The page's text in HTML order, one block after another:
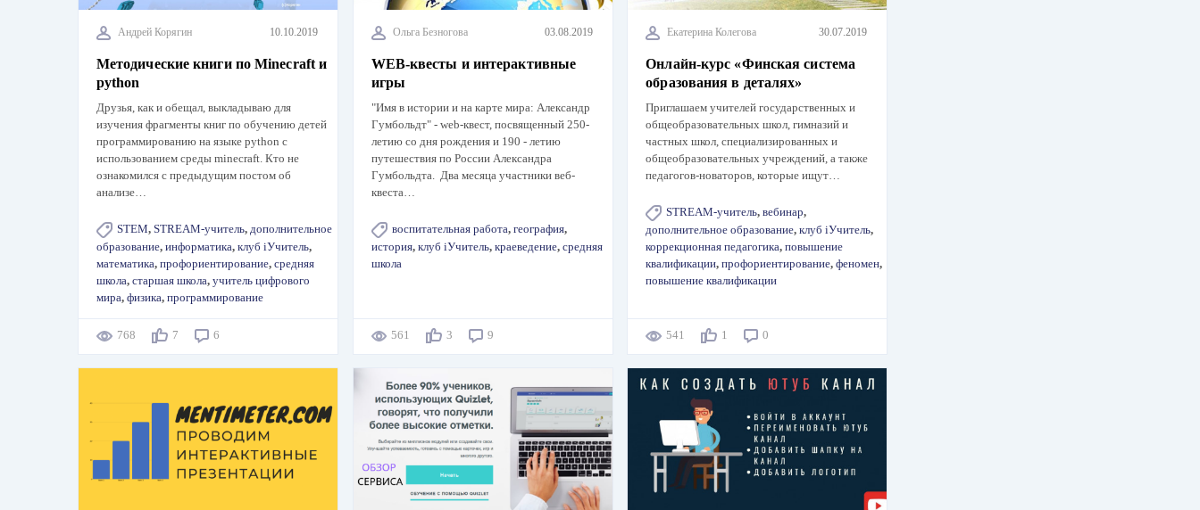
Андрей Корягин 10.10.2019
Методические книги по Minecraft и
python
Друзья, как и обещал, выкладываю для
изучения фрагменты книг по обучению детей
программированию на языке python с
использованием среды minecraft. Кто не
ознакомился с предыдущим постом об
анализе…
STEM, STREAM-учитель, дополнительное
образование, информатика, клуб iУчитель,
математика, профориентирование, средняя
школа, старшая школа, учитель цифрового
мира, физика, программирование
768 7 6
Ольга Безногова 03.08.2019
WEB-квесты и интерактивные
игры
"Имя в истории и на карте мира: Александр
Гумбольдт" - web-квест, посвященный 250-
летию со дня рождения и 190 - летию
путешествия по России Александра
Гумбольдта. Два месяца участники веб-
квеста…
воспитательная работа, география,
история, клуб iУчитель, краеведение, средняя
школа
561 3 9
Екатерина Колегова 30.07.2019
Онлайн-курс «Финская система
образования в деталях»
Приглашаем учителей государственных и
общеобразовательных школ, гимназий и
частных школ, специализированных и
общеобразовательных учреждений, а также
педагогов-новаторов, которые ищут…
STREAM-учитель,вебинар,
дополнительное образование,клуб iУчитель,
коррекционная педагогика,повышение
квалификации,профориентирование,феномен,
повышение квалификации
541 1 0